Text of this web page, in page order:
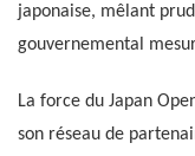
japonaise, mêlant
gouvernemental
La force du Japan
son réseau de